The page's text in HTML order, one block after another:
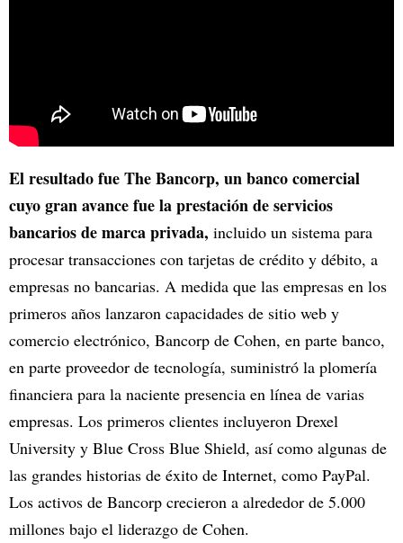
El resultado fue The Bancorp, un banco comercial
cuyo gran avance fue la prestación de servicios
bancarios de marca privada, incluido un sistema para
procesar transacciones con tarjetas de crédito y débito, a
empresas no bancarias. A medida que las empresas en los
primeros años lanzaron capacidades de sitio web y
comercio electrónico, Bancorp de Cohen, en parte banco,
en parte proveedor de tecnología, suministró la plomería
financiera para la naciente presencia en línea de varias
empresas. Los primeros clientes incluyeron Drexel
University y Blue Cross Blue Shield, así como algunas de
las grandes historias de éxito de Internet, como PayPal.
Los activos de Bancorp crecieron a alrededor de 5.000
millones bajo el liderazgo de Cohen.